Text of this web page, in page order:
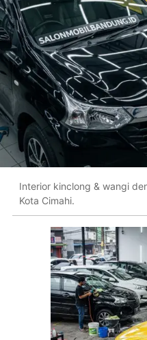
Interior kinclong & wangi
Kota Cimahi.